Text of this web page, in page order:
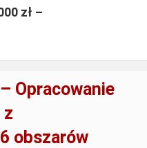
zł –
Opracowanie
z
obszarów